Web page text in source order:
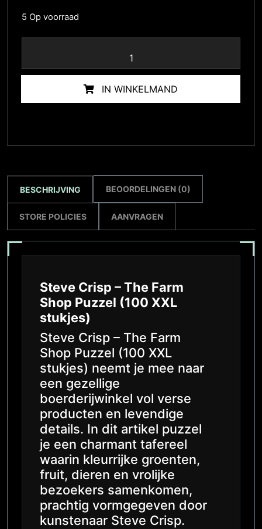
5 Op voorraad
IN WINKELMAND
BESCHRIJVING BEOORDELINGEN (0)
STORE POLICIES AANVRAGEN
Steve Crisp – The Farm
Shop Puzzel (100 XXL
stukjes)
Steve Crisp – The Farm
Shop Puzzel (100 XXL
stukjes) neemt je mee naar
een gezellige
boerderijwinkel vol verse
producten en levendige
details. In dit artikel puzzel
je een charmant tafereel
waarin kleurrijke groenten,
fruit, dieren en vrolijke
bezoekers samenkomen,
prachtig vormgegeven door
kunstenaar Steve Crisp.